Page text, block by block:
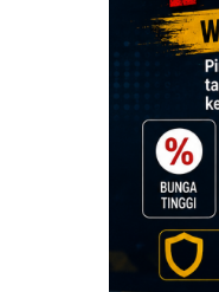
Sebelum
Mengajukan